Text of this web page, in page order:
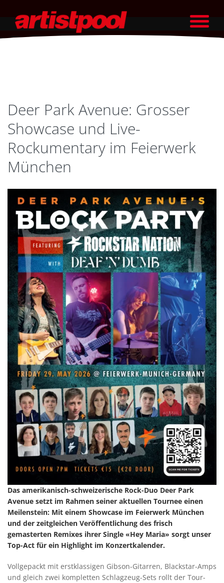
Deer Park Avenue: Grosser
Showcase und Live-
Rockumentary im Feierwerk
München
Das amerikanisch-schweizerische Rock-Duo Deer Park
Avenue setzt im Rahmen seiner aktuellen Tournee einen
Meilenstein: Mit einem Showcase im Feierwerk München
und der zeitgleichen Veröffentlichung des frisch
gemasterten Remixes ihrer Single «Hey Maria» sorgt unser
Top-Act für ein Highlight im Konzertkalender.
Vollgepackt mit erstklassigen Gibson-Gitarren, Blackstar-Amps
und gleich zwei kompletten Schlagzeug-Sets rollt der Tour-